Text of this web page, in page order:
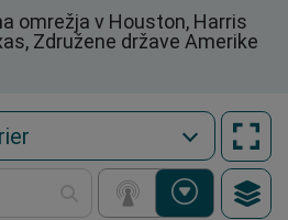
omrežja v Houston, Harris
Združene države Amerike